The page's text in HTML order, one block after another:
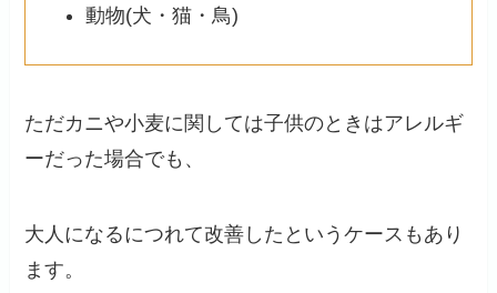
動物(犬・猫・鳥)
ただカニや小麦に関しては子供のときはアレルギ
ーだった場合でも、
大人になるにつれて改善したというケースもあり
ます。